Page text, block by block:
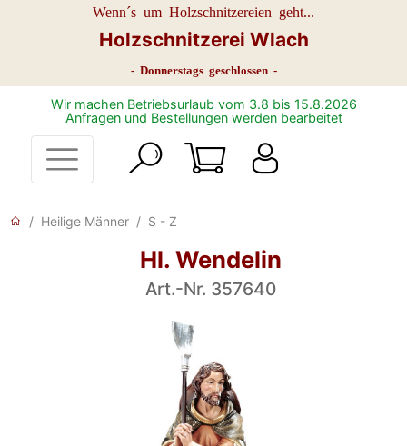
Wenn´s um Holzschnitzereien geht...
Holzschnitzerei Wlach
- Donnerstags geschlossen -
Wir machen Betriebsurlaub vom 3.8 bis 15.8.2026
Anfragen und Bestellungen werden bearbeitet
Heilige Männer S - Z
Hl. Wendelin
Art.-Nr. 357640